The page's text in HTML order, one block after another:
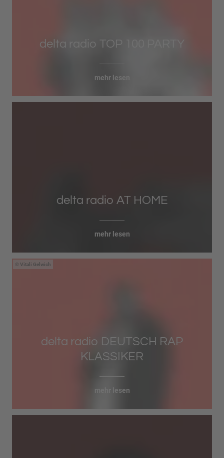
delta radio TOP 100 PARTY
mehr lesen
delta radio AT HOME
mehr lesen
Vitali Gelwich
delta radio DEUTSCH RAP
KLASSIKER
mehr lesen